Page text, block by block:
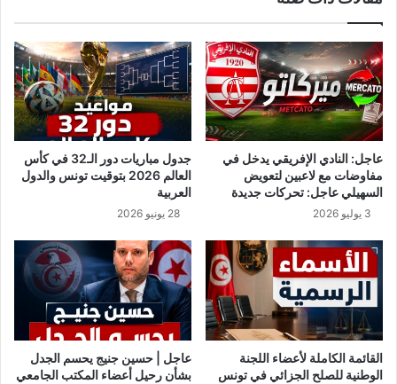
ح
ب
ا
ل
م
ا
ت
ي
ر
و
ن
س
ه
م
ا
ل
ش
ه
د
ا
ر
ه
خ
ط
ا
عاجل: النادي الإفريقي يدخل في
مفاوضات مع لاعبين لتعويض
السهيلي عاجل: تحركات جديدة
3 يوليو 2026
جدول مباريات دور الـ32 في كأس
العالم 2026 بتوقيت تونس والدول
العربية
28 يونيو 2026
القائمة الكاملة لأعضاء اللجنة
الوطنية للصلح الجزائي في تونس
عاجل | حسين جنيج يحسم الجدل
بشأن رحيل أعضاء المكتب الجامعي